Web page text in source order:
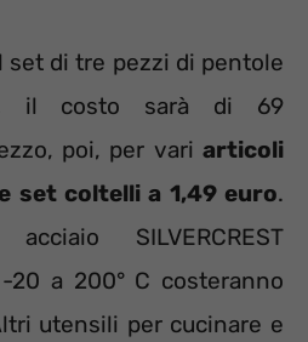
set di tre pezzi di pentole
il costo sarà di 69
poi, per vari articoli
set coltelli a 1,49 euro.
SILVERCREST
a 200° C costeranno
utensili per cucinare e